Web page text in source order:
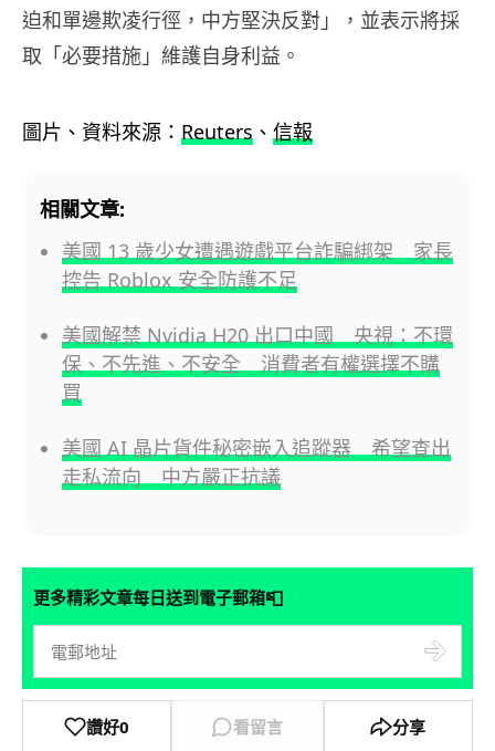
迫和單邊欺凌行徑，中方堅決反對」，並表示將採
取「必要措施」維護自身利益。
圖片、資料來源： Reuters 、 信報
相關文章:
美國 13 歲少女遭遇遊戲平台詐騙綁架 家長
控告 Roblox 安全防護不足
美國解禁 Nvidia H20 出口中國 央視：不環
保、不先進、不安全 消費者有權選擇不購
買
美國 AI 晶片貨件秘密嵌入追蹤器 希望查出
走私流向 中方嚴正抗議
更多精彩文章每日送到電子郵箱📮
讚好0 看留言 分享